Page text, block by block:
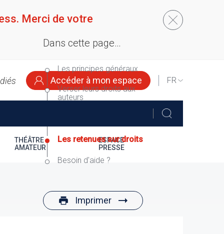
Merci de votre
Accéder à mon espace
SELECT
LANGUAGE
THÉÂTRE
AMATEUR
ESPACE
PRESSE
Dans cette page…
Les principes généraux
Verser leurs droits aux
auteurs
Les retenues sur droits
Besoin d'aide ?
Imprimer